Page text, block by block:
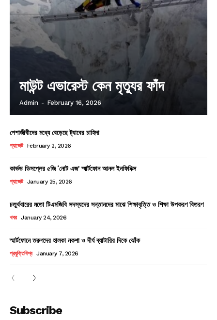
মাউন্ট এভারেস্ট কেন মৃত্যুর ফাঁদ
Admin - February 16, 2026
পেশাজীবীদের মধ্যে বেড়েছে ট্যাবের চাহিদা
গ্যাজেট February 2, 2026
কার্ভড ডিসপ্লের ৫জি ‘নোট এজ’ স্মার্টফোন আনল ইনফিনিক্স
গ্যাজেট January 25, 2026
চতুর্থবারের মতো টিএমজিবি সদস্যদের সন্তানদের মাঝে শিক্ষাবৃত্তি ও শিক্ষা উপকরণ বিতরণ
খবর January 24, 2026
স্মার্টফোনে তরুণদের হালকা নকশা ও দীর্ঘ ব্যাটারির দিকে ঝোঁক
প্রযুক্তিবিশ্ব January 7, 2026
Subscribe